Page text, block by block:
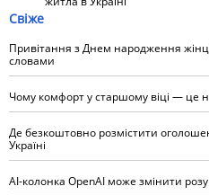
Свіже
Привітання з Днем народження
словами
Чому комфорт у старшому віці — це
Де безкоштовно розмістити
Україні
AI-колонка OpenAI може змінити